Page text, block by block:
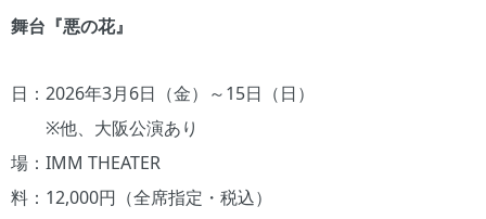
舞台『悪の花』
日：2026年3月6日（金）～15日（日）
※他、大阪公演あり
場：IMM THEATER
料：12,000円（全席指定・税込）